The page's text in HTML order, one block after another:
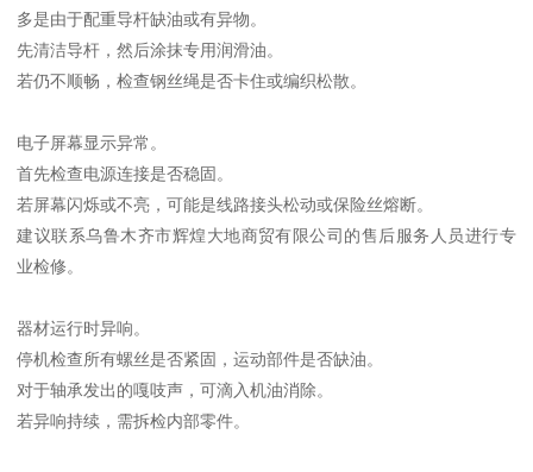
多是由于配重导杆缺油或有异物。
先清洁导杆，然后涂抹专用润滑油。
若仍不顺畅，检查钢丝绳是否卡住或编织松散。
电子屏幕显示异常。
首先检查电源连接是否稳固。
若屏幕闪烁或不亮，可能是线路接头松动或保险丝熔断。
建议联系乌鲁木齐市辉煌大地商贸有限公司的售后服务人员进行专
业检修。
器材运行时异响。
停机检查所有螺丝是否紧固，运动部件是否缺油。
对于轴承发出的嘎吱声，可滴入机油消除。
若异响持续，需拆检内部零件。